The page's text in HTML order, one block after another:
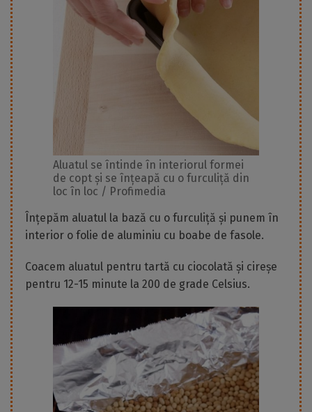
Aluatul se întinde în interiorul formei
de copt și se înțeapă cu o furculiță din
loc în loc / Profimedia
Înțepăm aluatul la bază cu o furculiță și punem în
interior o folie de aluminiu cu boabe de fasole.
Coacem aluatul pentru tartă cu ciocolată și cireșe
pentru 12-15 minute la 200 de grade Celsius.